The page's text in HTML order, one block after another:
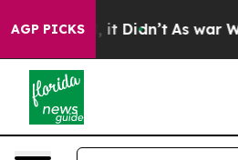
AGP PICKS
it Didn’t As war With